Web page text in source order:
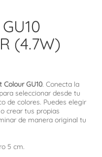
(4.7W)
GU10. Conecta la
seleccionar desde tu
de colores. Puedes elegir
crear tus propias
de manera original tu
5 cm.